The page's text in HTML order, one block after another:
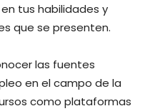
tus habilidades y
que se presenten.
las fuentes
en el campo de la
como plataformas